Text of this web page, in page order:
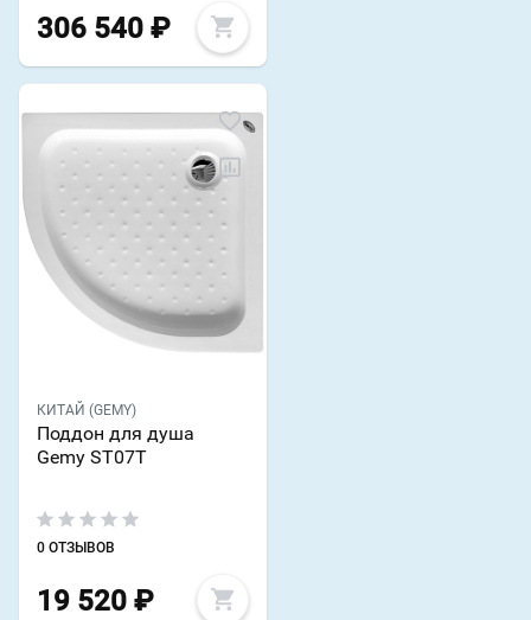
306 540 ₽
КИТАЙ (GEMY)
Поддон для душа
Gemy ST07T
0 ОТЗЫВОВ
19 520 ₽